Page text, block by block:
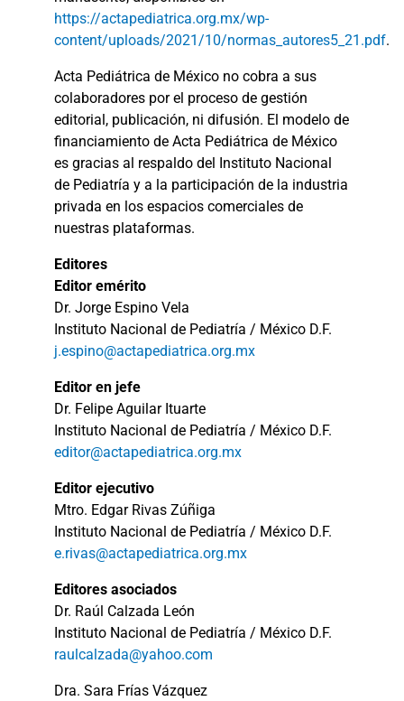
https://actapediatrica.org.mx/wp-
content/uploads/2021/10/normas_autores5_21.pdf.
Acta Pediátrica de México no cobra a sus
colaboradores por el proceso de gestión
editorial, publicación, ni difusión. El modelo de
financiamiento de Acta Pediátrica de México
es gracias al respaldo del Instituto Nacional
de Pediatría y a la participación de la industria
privada en los espacios comerciales de
nuestras plataformas.
Editores
Editor emérito
Dr. Jorge Espino Vela
Instituto Nacional de Pediatría / México D.F.
j.espino@actapediatrica.org.mx
Editor en jefe
Dr. Felipe Aguilar Ituarte
Instituto Nacional de Pediatría / México D.F.
editor@actapediatrica.org.mx
Editor ejecutivo
Mtro. Edgar Rivas Zúñiga
Instituto Nacional de Pediatría / México D.F.
e.rivas@actapediatrica.org.mx
Editores asociados
Dr. Raúl Calzada León
Instituto Nacional de Pediatría / México D.F.
raulcalzada@yahoo.com
Dra. Sara Frías Vázquez